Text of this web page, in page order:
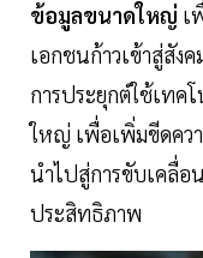
ข้อมูลขนาดใหญ่ เ
เอกชนก้าวเข้าสู่สัง
การประยุกต์ใช้เทค
ใหญ่ เพื่อเพิ่มขีดคว
นำไปสู่การขับเคลื่อ
ประสิทธิภาพ